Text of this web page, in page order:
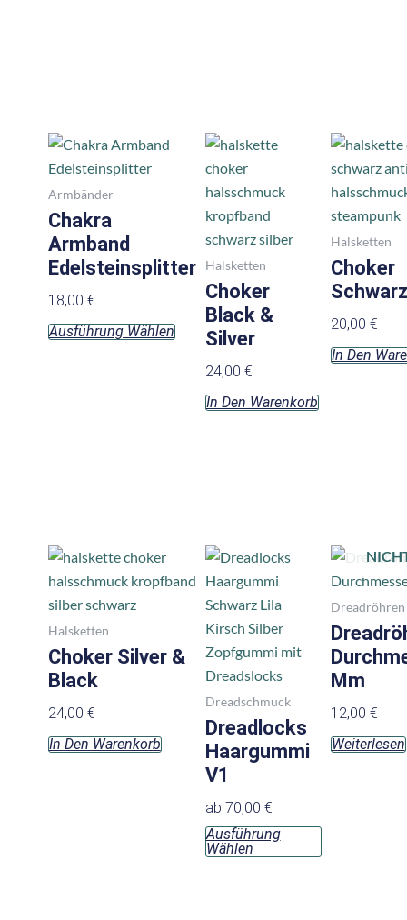
Armbänder
Chakra
Armband
Edelsteinsplitter
18,00 €
Ausführung Wählen
Dieses
Produkt
weist
mehrere
Varianten
auf.
Optionen
können
Produktseite
Halsketten
Choker
Black &
Silver
24,00 €
In Den Warenkorb
Halsketten
Choker
20,00 €
In Den
Halsketten
Choker Silver &
Black
24,00 €
In Den Warenkorb
Dreadschmuck
Dreadlocks
Haargummi
V1
ab 70,00 €
Ausführung
Wählen
Dieses
Produkt
weist
mehrere
Varianten
auf.
Optionen
können
Dreadröhren
Mm
12,00 €
Weiterlesen